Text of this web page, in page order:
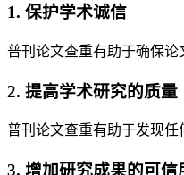
1. 保护学术诚信
普刊论文查重有助于确保论
2. 提高学术研究的质量
普刊论文查重有助于发现任
3. 增加研究成果的可信